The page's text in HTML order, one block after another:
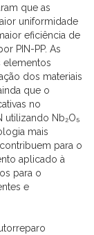
que as
uniformidade
eficiência de
PIN-PP. As
elementos
dos materiais
que o
no
Nb₂O₅
mais
para o
aplicado à
para o
e